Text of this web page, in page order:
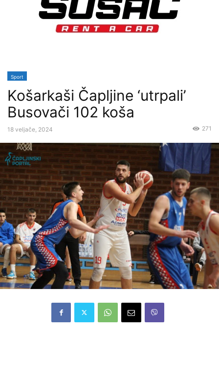
Sport
Košarkaši Čapljine ‘utrpali’
Busovači 102 koša
18 veljače, 2024 271